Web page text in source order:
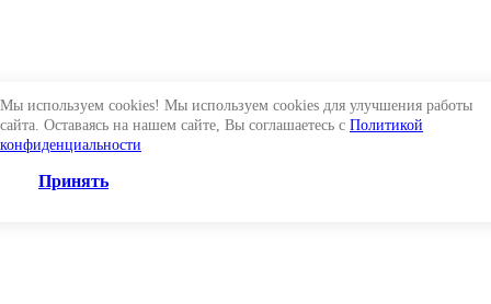
Мы используем cookies! Мы используем cookies для улучшения работы
сайта. Оставаясь на нашем сайте, Вы соглашаетесь с Политикой
конфиденциальности
Принять